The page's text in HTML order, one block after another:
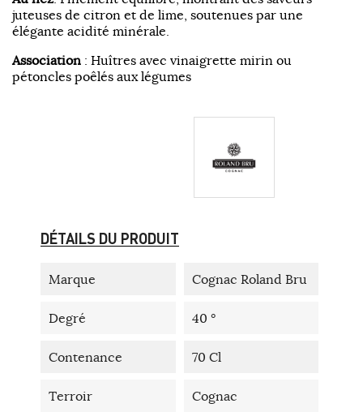
juteuses de citron et de lime, soutenues par une
élégante acidité minérale.
Association : Huîtres avec vinaigrette mirin ou
pétoncles poêlés aux légumes
DÉTAILS DU PRODUIT
Marque Cognac Roland Bru
Degré 40 °
Contenance 70 Cl
Terroir Cognac